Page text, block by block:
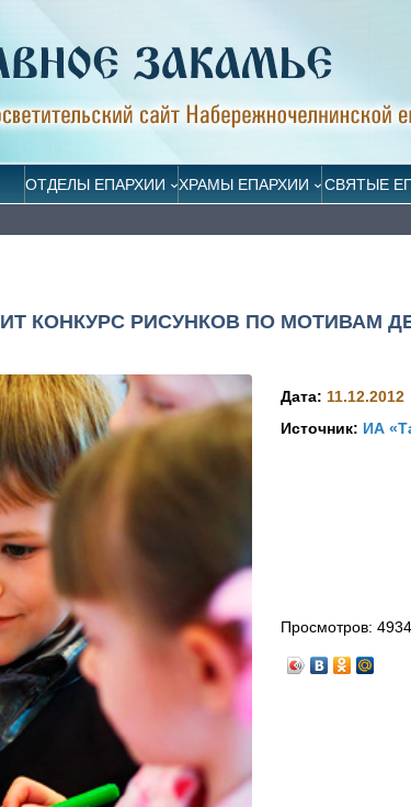
ОТДЕЛЫ ЕПАРХИИ ХРАМЫ ЕПАРХИИ СВЯТЫЕ
КОНКУРС РИСУНКОВ ПО МОТИВАМ
Дата: 11.12.2012
Источник: ИА
Просмотров:4934